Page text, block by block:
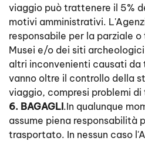
viaggio può trattenere il 5%
motivi amministrativi.
responsabile per la parziale
Musei e/o dei siti
altri inconvenienti causati da
vanno oltre il controllo della
viaggio, compresi problemi
6. BAGAGLI.In qualunque
assume piena responsabilità
trasportato. In nessun caso